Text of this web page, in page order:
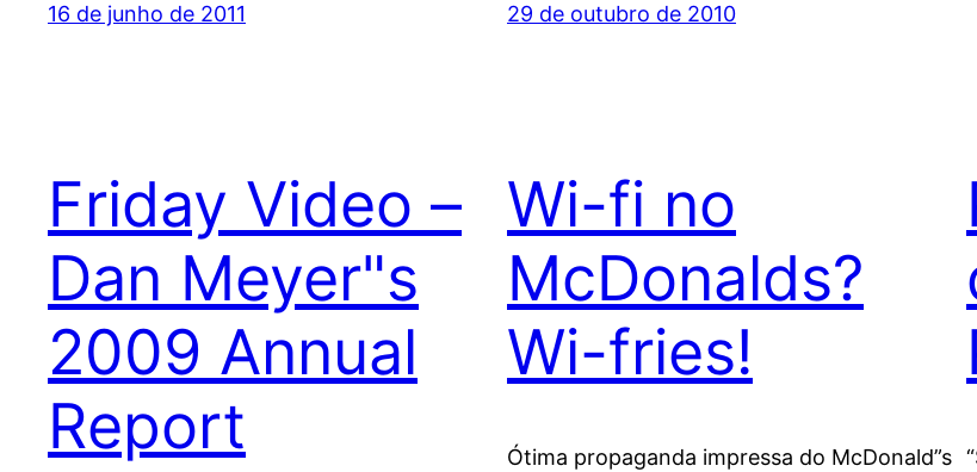
16 de junho de 2011
29 de outubro de 2010
Friday Video –
Dan Meyer"s
2009 Annual
Report
Wi-fi no
McDonalds?
Wi-fries!
Ótima propaganda impressa do McDonald”s